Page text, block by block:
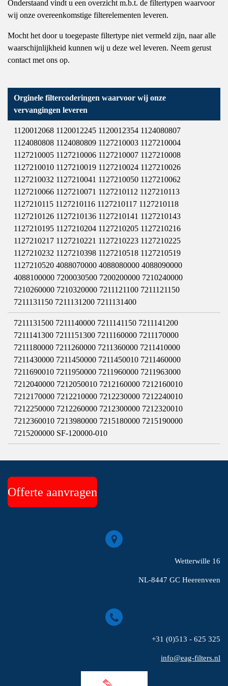
Onderstaand vindt u een overzicht m.b.t. de filtertypen waarvoor
wij onze overeenkomstige filterelementen leveren.
Mocht het door u toegepaste filtertype niet vermeld zijn, naar alle
waarschijnlijkheid kunnen wij u deze wel leveren. Neem gerust
contact met ons op.
Orginele filtercoderingen waarvoor wij onze
vervangingen leveren
1120012068 1120012245 1120012354 1124080807
1124080808 1124080809 1127210003 1127210004
1127210005 1127210006 1127210007 1127210008
1127210010 1127210019 1127210024 1127210026
1127210032 1127210041 1127210050 1127210062
1127210066 1127210071 1127210112 1127210113
1127210115 1127210116 1127210117 1127210118
1127210126 1127210136 1127210141 1127210143
1127210195 1127210204 1127210205 1127210216
1127210217 1127210221 1127210223 1127210225
1127210232 1127210398 1127210518 1127210519
1127210520 4088070000 4088080000 4088090000
4088100000 7200030500 7200200000 7210240000
7210260000 7210320000 7211121100 7211121150
7211131150 7211131200 7211131400
7211131500 7211140000 7211141150 7211141200
7211141300 7211151300 7211160000 7211170000
7211180000 7211260000 7211360000 7211410000
7211430000 7211450000 7211450010 7211460000
7211690010 7211950000 7211960000 7211963000
7212040000 7212050010 7212160000 7212160010
7212170000 7212210000 7212230000 7212240010
7212250000 7212260000 7212300000 7212320010
7212360010 7213980000 7215180000 7215190000
7215200000 SF-120000-010
Offerte aanvragen
Wetterwille 16
NL-8447 GC Heerenveen
+31 (0)513 - 625 325
info@eag-filters.nl